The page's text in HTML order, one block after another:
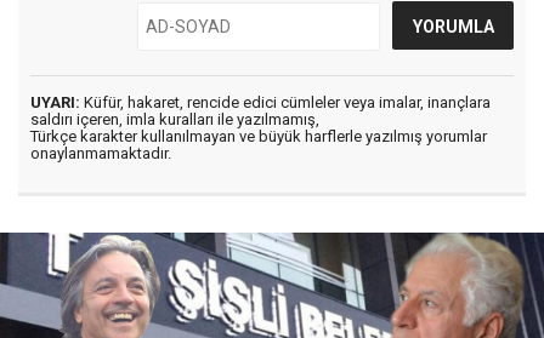
UYARI: Küfür, hakaret, rencide edici cümleler veya imalar, inançlara
saldırı içeren, imla kuralları ile yazılmamış,
Türkçe karakter kullanılmayan ve büyük harflerle yazılmış yorumlar
onaylanmamaktadır.